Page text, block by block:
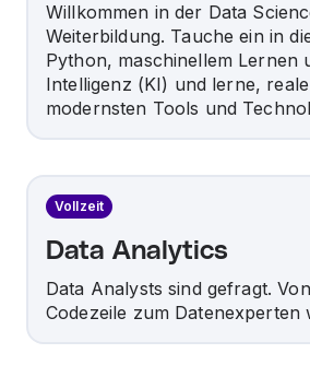
Willkommen in der Data
Weiterbildung. Tauche ein in
Python, maschinellem Lernen
Intelligenz (KI) und lerne,
modernsten Tools und
Vollzeit
Data Analytics
Data Analysts sind gefragt.
Codezeile zum Datenexperten